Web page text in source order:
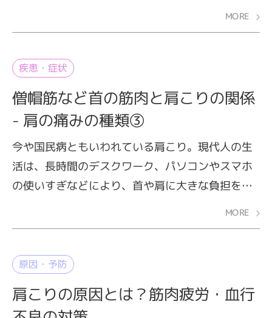
る可能性があるからです。加齢やスポーツなどで
肩に負担がかかると、周辺組織が損傷し、痛みが
き起こす肩関節の損傷について解説します。
MORE
疾患・症状
僧帽筋など首の筋肉と肩こりの関係
- 肩の痛みの種類③
今や国民病ともいわれている肩こり。現代人の生
活は、長時間のデスクワーク、パソコンやスマホ
の使いすぎなどにより、首や肩に大きな負担をか
けています。たかが肩こりと軽んじているとコリ
が痛みへ変わって、つらい症状に悩まされること
た全身の不調につながる可能性もあるので、早め
MORE
原因・予防
肩こりの原因とは？筋肉疲労・血行